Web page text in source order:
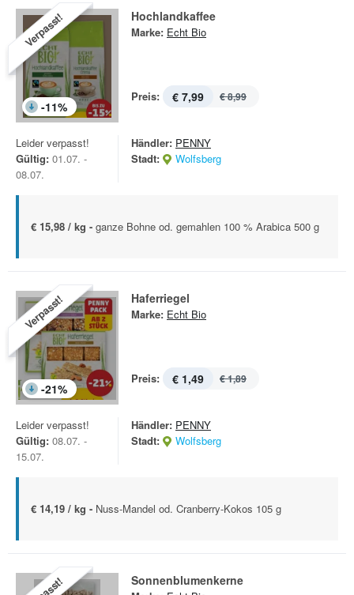
Verpasst!
-11%
Hochlandkaffee
Marke: Echt Bio
Preis: € 7,99 € 8,99
Leider verpasst!
Gültig: 01.07. -
08.07.
Händler: PENNY
Stadt:
Wolfsberg
€ 15,98 / kg - ganze Bohne od. gemahlen 100 % Arabica 500 g
Verpasst!
-21%
Haferriegel
Marke: Echt Bio
Preis: € 1,49 € 1,89
Leider verpasst!
Gültig: 08.07. -
15.07.
Händler: PENNY
Stadt:
Wolfsberg
€ 14,19 / kg - Nuss-Mandel od. Cranberry-Kokos 105 g
Sonnenblumenkerne